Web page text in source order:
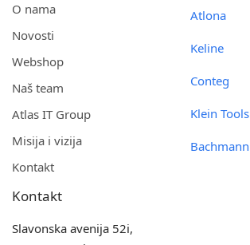
O nama
Novosti
Webshop
Naš team
Atlas IT Group
Misija i vizija
Kontakt
Atlona
Keline
Conteg
Klein Tools
Bachmann
Kontakt
Slavonska avenija 52i,